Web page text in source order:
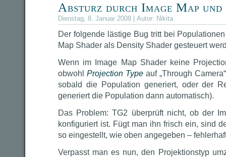
Absturz durch Image Map
Dienstag, 8. Januar 2008 | Autor: Nikita
Der folgende lästige Bug tritt bei
Map Shader als Density Shader gesteuert
Wenn im Image Map Shader keine
obwohl Projection Type auf „Through
sobald die Population generiert, oder der
generiert die Population dann automatisch).
Das Problem: TG2 überprüft nicht, ob der
konfiguriert ist. Fügt man ihn frisch ein, sind
so eingestellt, wie oben angegeben –
Verpasst man es nun, den Projektionstyp